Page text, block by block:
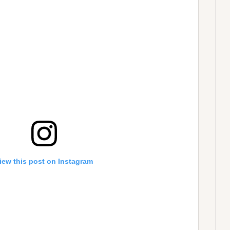
this post on Instagram